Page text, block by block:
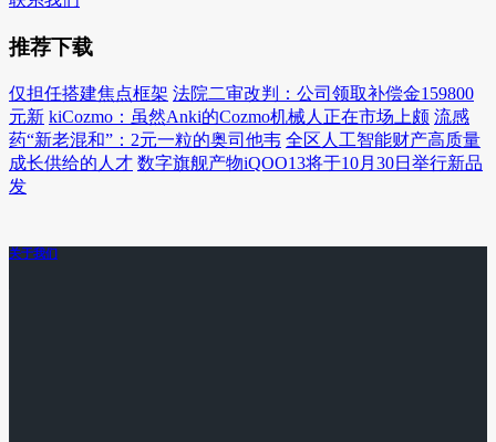
推荐下载
仅担任搭建焦点框架 法院二审改判：公司领取补偿金159800
元新 kiCozmo：虽然Anki的Cozmo机械人正在市场上颇 流感
药“新老混和”：2元一粒的奥司他韦 全区人工智能财产高质量
成长供给的人才 数字旗舰产物iQOO13将于10月30日举行新品
发
关于我们